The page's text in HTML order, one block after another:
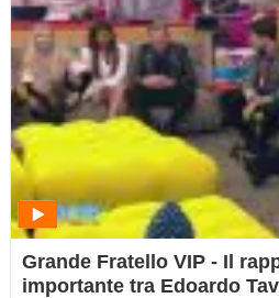
Grande Fratello VIP - Il
importante tra Edoardo